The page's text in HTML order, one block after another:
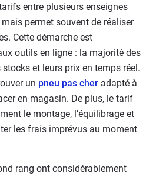
entre plusieurs enseignes
permet souvent de réaliser
Cette démarche est
outils en ligne : la majorité des
et leurs prix en temps réel.
un pneu pas cher adapté à
en magasin. De plus, le tarif
le montage, l’équilibrage et
les frais imprévus au moment
rang ont considérablement